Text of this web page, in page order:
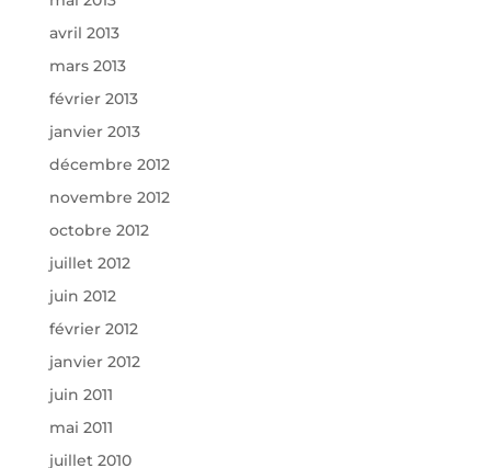
avril 2013
mars 2013
février 2013
janvier 2013
décembre 2012
novembre 2012
octobre 2012
juillet 2012
juin 2012
février 2012
janvier 2012
juin 2011
mai 2011
juillet 2010